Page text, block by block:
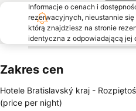
Informacje o cenach i
rezerwacyjnych, nieustannie
którą znajdziesz na stronie
identyczna z odpowiadającą jej
Zakres cen
Hotele Bratislavský kraj -
(price per night)